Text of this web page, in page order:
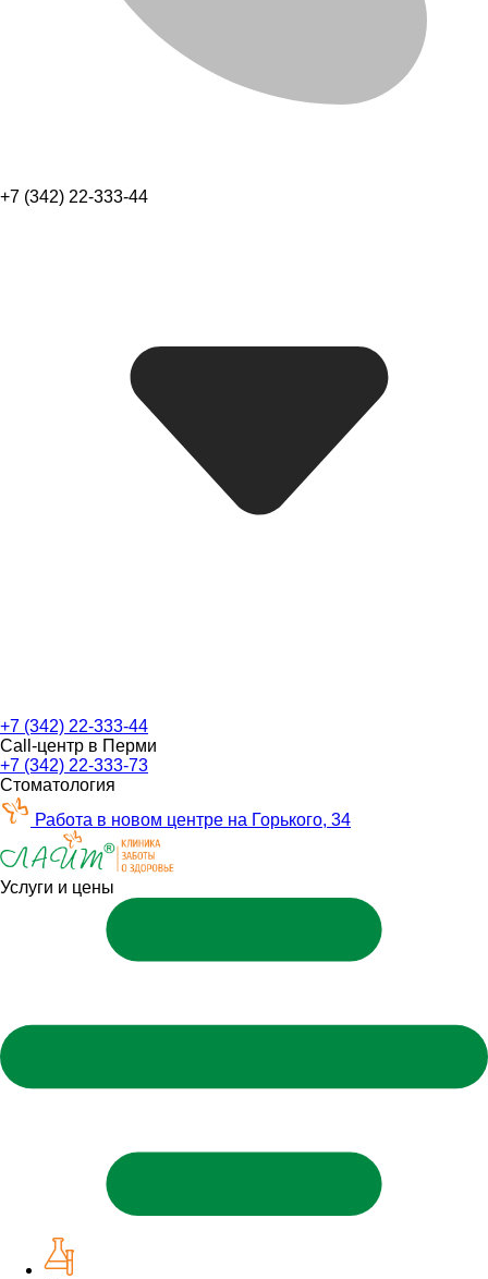
+7 (342) 22-333-44
+7 (342) 22-333-44
Call-центр в Перми
+7 (342) 22-333-73
Стоматология
Работа в новом центре на Горького, 34
Услуги и цены